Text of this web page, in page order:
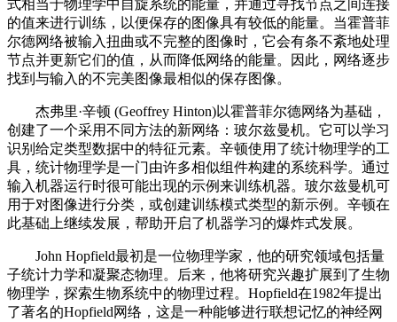
式相当于物理学中自旋系统的能量，并通过寻找节点之间连接
的值来进行训练，以便保存的图像具有较低的能量。当霍普菲
尔德网络被输入扭曲或不完整的图像时，它会有条不紊地处理
节点并更新它们的值，从而降低网络的能量。因此，网络逐步
找到与输入的不完美图像最相似的保存图像。
杰弗里·辛顿 (Geoffrey Hinton)以霍普菲尔德网络为基础，
创建了一个采用不同方法的新网络：玻尔兹曼机。它可以学习
识别给定类型数据中的特征元素。辛顿使用了统计物理学的工
具，统计物理学是一门由许多相似组件构建的系统科学。通过
输入机器运行时很可能出现的示例来训练机器。玻尔兹曼机可
用于对图像进行分类，或创建训练模式类型的新示例。辛顿在
此基础上继续发展，帮助开启了机器学习的爆炸式发展。
John Hopfield最初是一位物理学家，他的研究领域包括量
子统计力学和凝聚态物理。后来，他将研究兴趣扩展到了生物
物理学，探索生物系统中的物理过程。Hopfield在1982年提出
了著名的Hopfield网络，这是一种能够进行联想记忆的神经网